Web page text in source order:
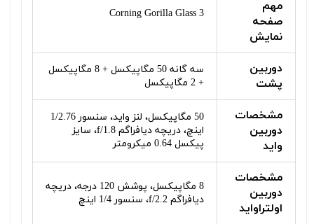
مهم
صفحه
نمایش
Corning Gorilla Glass 3
دوربین
پشت
سه گانه 50 مگاپیکسل + 8 مگاپیکسل
+ 2 مگاپیکسل
مشخصات
دوربین
واید
50 مگاپیکسل، لنز واید، سنسور 1/2.76
اینچ، دریچه دیافراگم f/1.8، سایز
پیکسل 0.64 میکرومتر
مشخصات
دوربین
اولتراواید
8 مگاپیکسل، پوشش 120 درجه، دریچه
دیافراگم f/2.2، سنسور 1/4 اینچ